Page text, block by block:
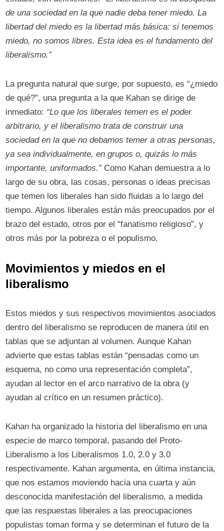
de una sociedad en la que nadie deba tener miedo. La
libertad del miedo es la libertad más básica: si tenemos
miedo, no somos libres. Esta idea es el fundamento del
liberalismo.”
La pregunta natural que surge, por supuesto, es “¿miedo
de qué?”, una pregunta a la que Kahan se dirige de
inmediato: “Lo que los liberales temen es el poder
arbitrario, y el liberalismo trata de construir una
sociedad en la que no debamos temer a otras personas,
ya sea individualmente, en grupos o, quizás lo más
importante, uniformados.”Como Kahan demuestra a lo
largo de su obra, las cosas, personas o ideas precisas
que temen los liberales han sido fluidas a lo largo del
tiempo. Algunos liberales están más preocupados por el
brazo del estado, otros por el “fanatismo religioso”, y
otros más por la pobreza o el populismo.
Movimientos y miedos en el
liberalismo
Estos miedos y sus respectivos movimientos asociados
dentro del liberalismo se reproducen de manera útil en
tablas que se adjuntan al volumen. Aunque Kahan
advierte que estas tablas están “pensadas como un
esquema, no como una representación completa”,
ayudan al lector en el arco narrativo de la obra (y
ayudan al crítico en un resumen práctico).
Kahan ha organizado la historia del liberalismo en una
especie de marco temporal, pasando del Proto-
Liberalismo a los Liberalismos 1.0, 2.0 y 3.0
respectivamente. Kahan argumenta, en última instancia,
que nos estamos moviendo hacia una cuarta y aún
desconocida manifestación del liberalismo, a medida
que las respuestas liberales a las preocupaciones
populistas toman forma y se determinan el futuro de la